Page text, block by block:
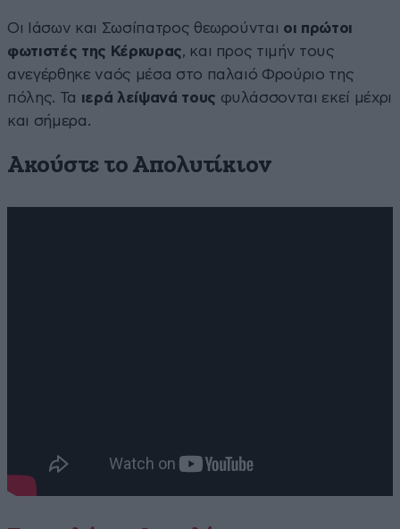
Οι Ιάσων και Σωσίπατρος θεωρούνται οι πρώτοι
φωτιστές της Κέρκυρας, και προς τιμήν τους
ανεγέρθηκε ναός μέσα στο παλαιό Φρούριο της
πόλης. Τα ιερά λείψανά τους φυλάσσονται εκεί μέχρι
και σήμερα.
Ακούστε το Απολυτίκιον